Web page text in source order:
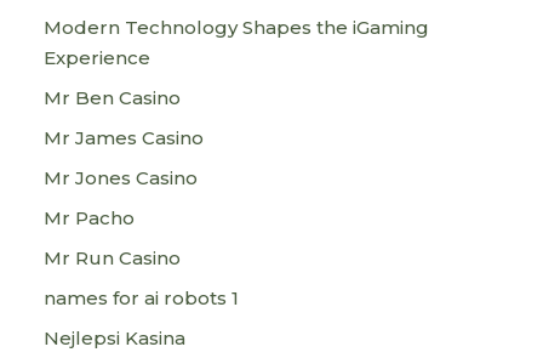
Modern Technology Shapes the iGaming
Experience
Mr Ben Casino
Mr James Casino
Mr Jones Casino
Mr Pacho
Mr Run Casino
names for ai robots 1
Nejlepsi Kasina